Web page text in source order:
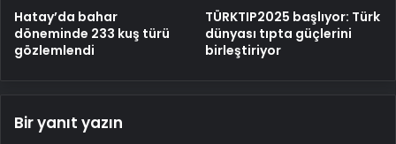
Hatay’da bahar
döneminde 233 kuş türü
gözlemlendi
TÜRKTIP2025 başlıyor: Türk
dünyası tıpta güçlerini
birleştiriyor
Bir yanıt yazın